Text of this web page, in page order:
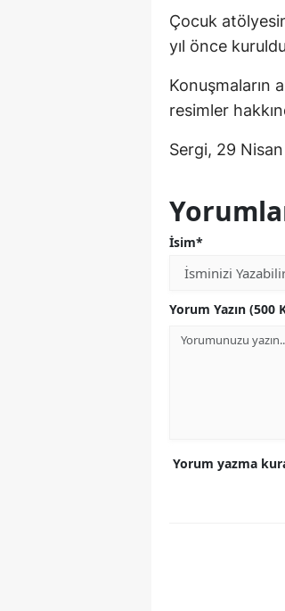
Çocuk
yıl önce
Konuşmaların
resimler
Sergi, 29
İsim*
Yorum Yazın (500
Yorum yazma